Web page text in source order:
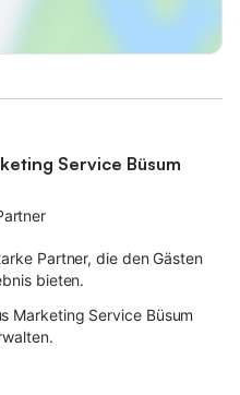
Service Büsum
Partner, die den Gästen
bieten.
Marketing Service Büsum